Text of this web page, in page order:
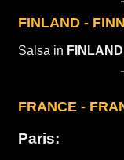
FINLAND -
Salsa in FINLAND
FRANCE -
Paris: